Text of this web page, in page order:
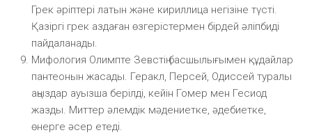
Грек әріптері латын және кириллица негізіне түсті.
Қазіргі грек аздаған өзгерістермен бірдей әліпбиді
пайдаланады.
Мифология Олимпте Зевстің басшылығымен құдайлар
пантеонын жасады. Геракл, Персей, Одиссей туралы
аңыздар ауызша берілді, кейін Гомер мен Гесиод
жазды. Миттер әлемдік мәдениетке, әдебиетке,
өнерге әсер етеді.